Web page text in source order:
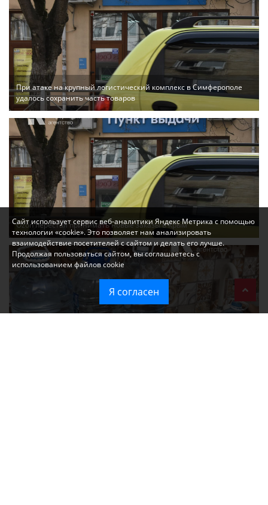
При атаке на крупный логистический комплекс в Симферополе
удалось сохранить часть товаров
Ozon перестал принимать новые заказы в Крым
Сайт использует сервис веб-аналитики Яндекс Метрика с помощью
технологии «cookie». Это позволяет нам анализировать
взаимодействие посетителей с сайтом и делать его лучше.
Продолжая пользоваться сайтом, вы соглашаетесь с
использованием файлов cookie
Я согласен